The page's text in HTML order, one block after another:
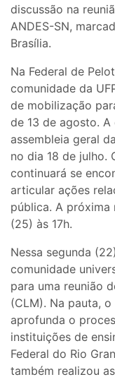
discussão na
ANDES-SN,
Brasília.
Na Federal de
comunidade da
de mobilização
de 13 de agosto.
assembleia geral
no dia 18 de julho.
continuará se
articular ações
pública. A próxima
(25) às 17h.
Nessa segunda
comunidade
para uma reunião
(CLM). Na pauta,
aprofunda o
instituições de
Federal do Rio
também realizou